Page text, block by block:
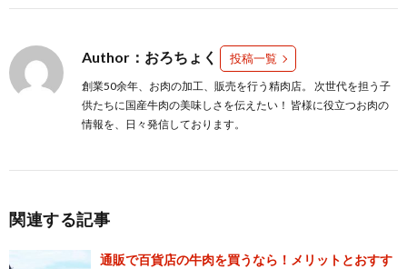
Author：おろちょく 投稿一覧
創業50余年、お肉の加工、販売を行う精肉店。 次世代を担う子
供たちに国産牛肉の美味しさを伝えたい！ 皆様に役立つお肉の
情報を、日々発信しております。
関連する記事
通販で百貨店の牛肉を買うなら！メリットとおすす